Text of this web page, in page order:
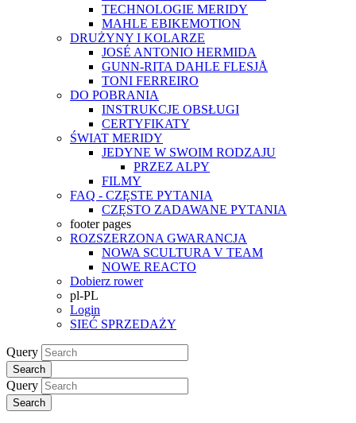
TECHNOLOGIE MERIDY
MAHLE EBIKEMOTION
DRUŻYNY I KOLARZE
JOSÉ ANTONIO HERMIDA
GUNN-RITA DAHLE FLESJÅ
TONI FERREIRO
DO POBRANIA
INSTRUKCJE OBSŁUGI
CERTYFIKATY
ŚWIAT MERIDY
JEDYNE W SWOIM RODZAJU
PRZEZ ALPY
FILMY
FAQ - CZĘSTE PYTANIA
CZĘSTO ZADAWANE PYTANIA
footer pages
ROZSZERZONA GWARANCJA
NOWA SCULTURA V TEAM
NOWE REACTO
Dobierz rower
pl-PL
Login
SIEĆ SPRZEDAŻY
Query
Search
Query
Search